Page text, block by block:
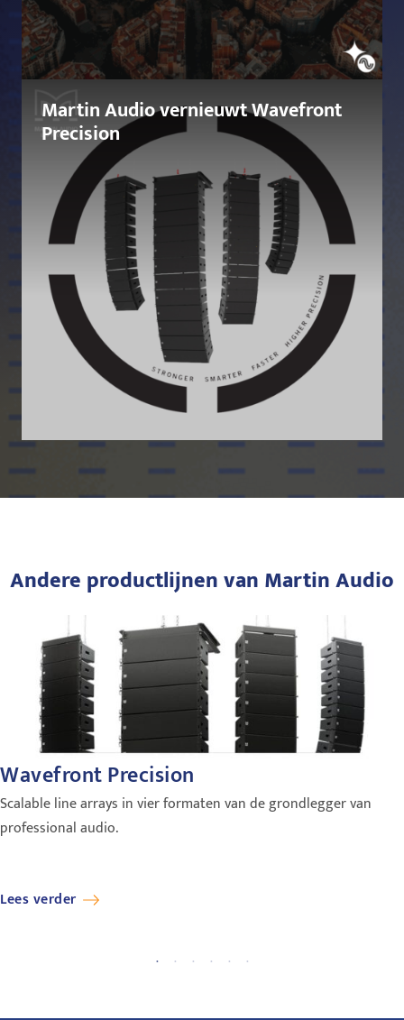
Martin Audio vernieuwt Wavefront
Precision
Andere productlijnen van Martin Audio
Wavefront Precision
Scalable line arrays in vier formaten van de grondlegger van
professional audio.
Lees verder